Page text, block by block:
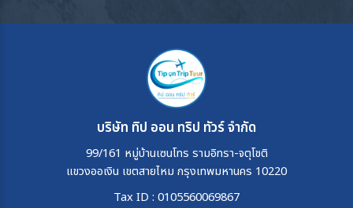
บริษัท ทิป ออน ทริป ทัวร์ จำกัด
99/161 หมู่บ้านเซนโทร รามอิทรา-จตุโชติ
แขวงออเงิน เขตสายไหม กรุงเทพมหานคร 10220
Tax ID : 0105560069867